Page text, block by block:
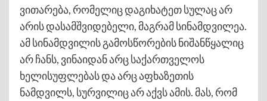
ვითარება, რომელიც დაგიხატეთ სულაც არ
არის დასამშვიდებელი, მაგრამ სინამდვილეა.
ამ სინამდვილის გამოსწორების ნიშანწყალიც
არ ჩანს, ვინაიდან არც საქართველოს
ხელისუფლებას და არც აფხაზეთის
ნამდვილს, სურვილიც არ აქვს ამის. მას, რომ